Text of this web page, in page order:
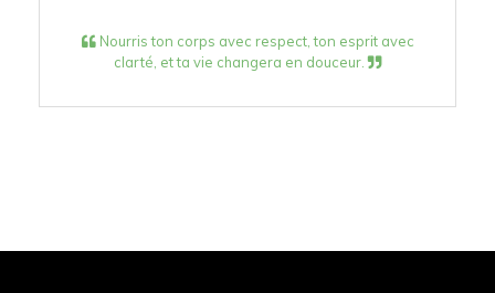
Nourris ton corps avec respect, ton esprit avec
clarté, et ta vie changera en douceur.